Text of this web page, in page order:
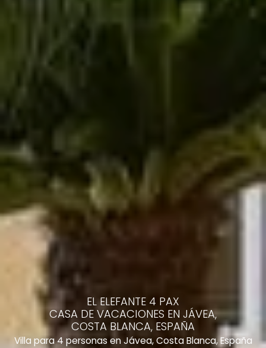
EL ELEFANTE 4 PAX
CASA DE VACACIONES EN JÁVEA,
COSTA BLANCA, ESPAÑA
Villa para 4 personas en Jávea, Costa Blanca, España